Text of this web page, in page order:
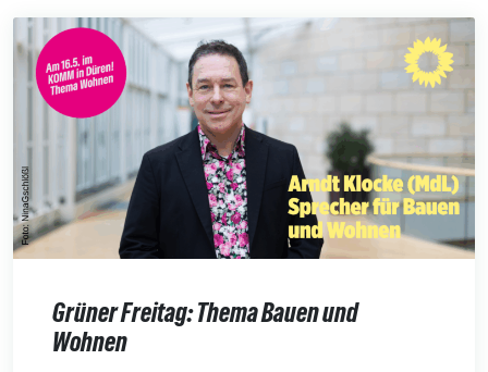
Grüner Freitag: Thema Bauen und
Wohnen